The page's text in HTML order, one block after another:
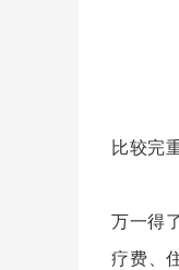
比较完
万一得
疗费、